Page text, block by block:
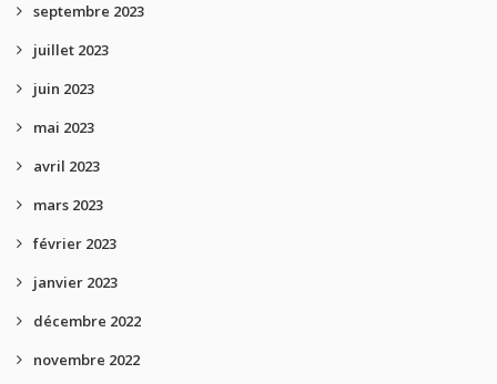
septembre 2023
juillet 2023
juin 2023
mai 2023
avril 2023
mars 2023
février 2023
janvier 2023
décembre 2022
novembre 2022